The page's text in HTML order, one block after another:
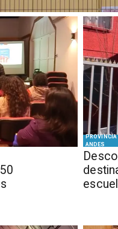
PROVINCIA
ANDES